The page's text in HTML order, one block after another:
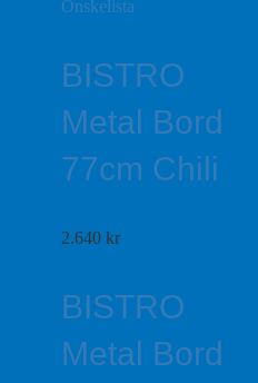
Önskelista
BISTRO
Metal Bord
77cm Chili
2.640 kr
BISTRO
Metal Bord